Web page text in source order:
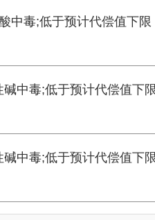
毒;低于预计代偿值下
中毒;低于预计代偿值下
中毒;低于预计代偿值下